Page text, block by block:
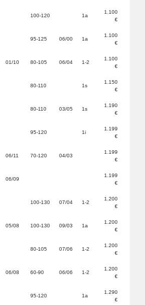
100-120 1a
1.100
€
95-125 06/00 1a
1.100
€
01/10 80-105 06/04 1-2
1.100
€
80-110 1s
1.150
€
80-110 03/05 1s
1.190
€
95-120 1i
1.199
€
06/11 70-120 04/03
1.199
€
06/09
1.199
€
100-130 07/04 1-2
1.200
€
05/08 100-130 09/03 1a
1.200
€
80-105 07/06 1-2
1.200
€
06/08 60-90 06/06 1-2
1.200
€
95-120 1a
1.290
€